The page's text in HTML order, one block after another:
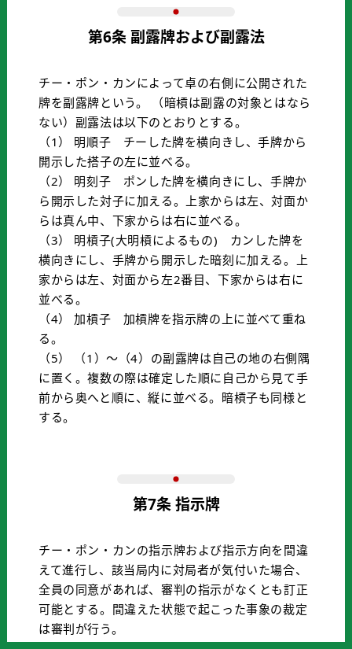
第6条 副露牌および副露法
チー・ポン・カンによって卓の右側に公開された
牌を副露牌という。 （暗槓は副露の対象とはなら
ない）副露法は以下のとおりとする。
（1） 明順子 チーした牌を横向きし、手牌から
開示した搭子の左に並べる。
（2） 明刻子 ポンした牌を横向きにし、手牌か
ら開示した対子に加える。上家からは左、対面か
らは真ん中、下家からは右に並べる。
（3） 明槓子(大明槓によるもの) カンした牌を
横向きにし、手牌から開示した暗刻に加える。上
家からは左、対面から左2番目、下家からは右に
並べる。
（4） 加槓子 加槓牌を指示牌の上に並べて重ね
る。
（5） （1）〜（4）の副露牌は自己の地の右側隅
に置く。複数の際は確定した順に自己から見て手
前から奥へと順に、縦に並べる。暗槓子も同様と
する。
第7条 指示牌
チー・ポン・カンの指示牌および指示方向を間違
えて進行し、該当局内に対局者が気付いた場合、
全員の同意があれば、審判の指示がなくとも訂正
可能とする。間違えた状態で起こった事象の裁定
は審判が行う。